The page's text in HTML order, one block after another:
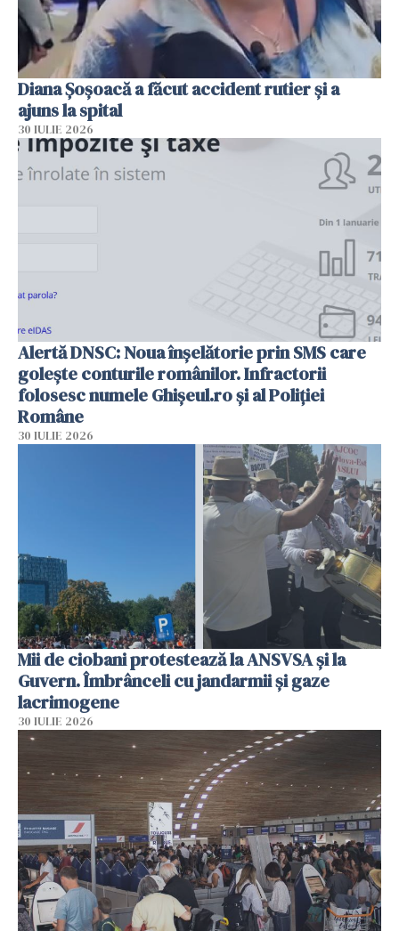
Diana Șoșoacă a făcut accident rutier și a
ajuns la spital
30 IULIE 2026
Alertă DNSC: Noua înșelătorie prin SMS care
golește conturile românilor. Infractorii
folosesc numele Ghișeul.ro și al Poliției
Române
30 IULIE 2026
Mii de ciobani protestează la ANSVSA și la
Guvern. Îmbrânceli cu jandarmii și gaze
lacrimogene
30 IULIE 2026